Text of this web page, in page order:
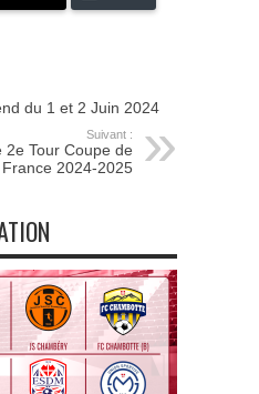
du 1 et 2 Juin 2024
Suivant :
2e Tour Coupe de
France 2024-2025